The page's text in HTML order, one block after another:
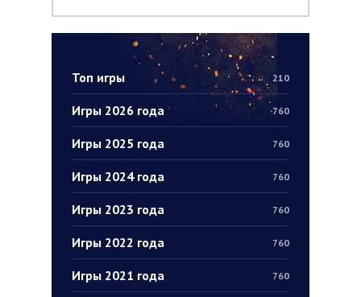
Топ игры 210
Игры 2026 года 760
Игры 2025 года 760
Игры 2024 года 760
Игры 2023 года 760
Игры 2022 года 760
Игры 2021 года 760